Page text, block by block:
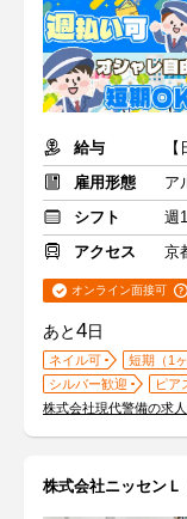
給与
雇用形態
ア
シフト
週
アクセス
京
オンライン面接可
あと4日
ネイル可 短期（1
シルバー歓迎
ピア
株式会社現代警備の求
株式会社ニッセン